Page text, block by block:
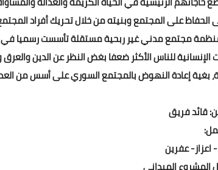
الحفاظ على المجتمع وبنيته من خلال تحريك أفراد
مجتمع مدني غير ربحية مستقلة تأسست رسميا في
للناس الأكثر ضعفا بغض النظر عن الدين والعرق
بغية إعادة النهوض بالمجتمع السوري على أسس من
قائد فريق
اعزاز- عفرين
المشروع الميداني